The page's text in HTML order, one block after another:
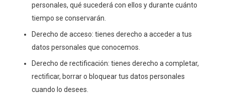
personales, qué sucederá con ellos y durante cuánto
tiempo se conservarán.
Derecho de acceso: tienes derecho a acceder a tus
datos personales que conocemos.
Derecho de rectificación: tienes derecho a completar,
rectificar, borrar o bloquear tus datos personales
cuando lo desees.